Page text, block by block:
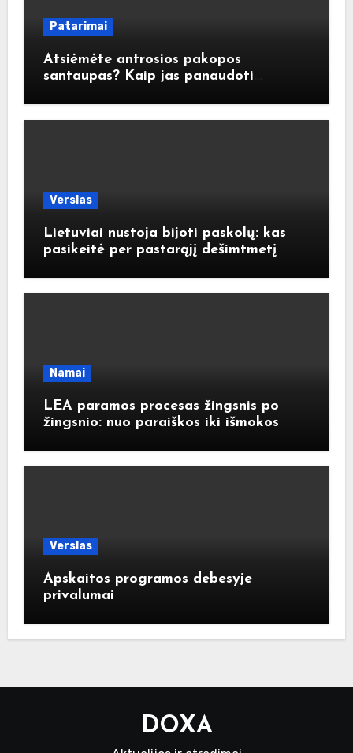
Patarimai
Atsiėmėte antrosios pakopos
santaupas? Kaip jas panaudoti
Verslas
Lietuviai nustoja bijoti paskolų: kas
pasikeitė per pastarąjį dešimtmetį
Namai
LEA paramos procesas žingsnis po
žingsnio: nuo paraiškos iki išmokos
Verslas
Apskaitos programos debesyje
privalumai
DOXA